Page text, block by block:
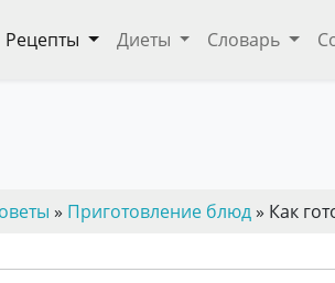
Рецепты Диеты Словарь
» Приготовление блюд» Как